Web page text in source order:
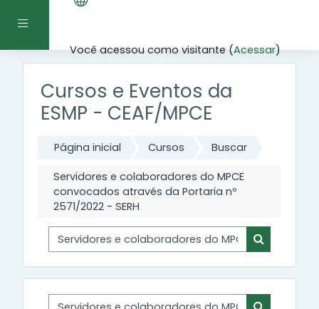
Painel lateral
Você acessou como visitante (Acessar)
Ir para o conteúdo principal
Cursos e Eventos da
ESMP - CEAF/MPCE
Página inicial Cursos Buscar
Servidores e colaboradores do MPCE
convocados através da Portaria nº
2571/2022 - SERH
Buscar cursos
Buscar
Buscar cursos